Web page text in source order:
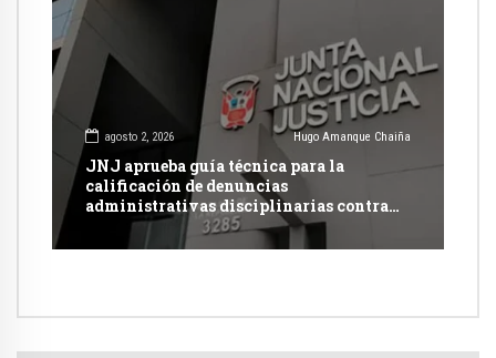
agosto 2, 2026 Hugo Amanque Chaiña
JNJ aprueba guía técnica para la
calificación de denuncias
administrativas disciplinarias contra
jueces y fiscales